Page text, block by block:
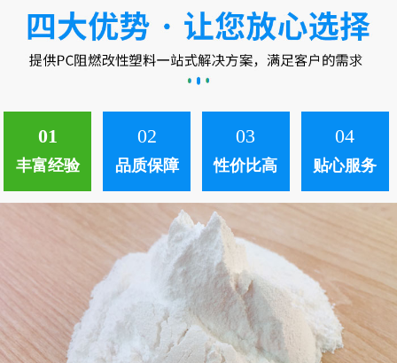
01
丰富经验
02
品质保障
03
性价比高
04
贴心服务